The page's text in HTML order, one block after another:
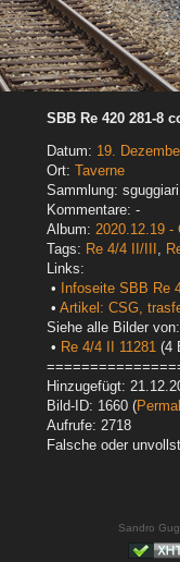
SBB Re 420 281-8
Datum: 19.
Ort: Taverne
Sammlung:
Kommentare: -
Album: 2020.12.19 -
Tags: Re 4/4 II/III ,
Links:
•
Infoseite SBB Re
• Artikel: CSG,
Siehe alle Bilder von:
• Re 4/4 II 11281 (4
Hinzugefügt:
Bild-ID: 1660 (
Aufrufe: 2718
Falsche oder
Sandro